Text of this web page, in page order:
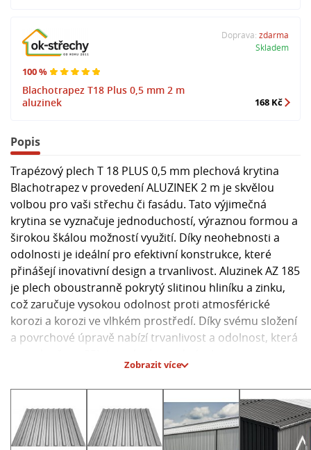
100 %
Blachotrapez T18 Plus 0,5 mm 2 m
aluzinek
Doprava: zdarma
Skladem
168 Kč
Popis
Trapézový plech T 18 PLUS 0,5 mm plechová krytina
Blachotrapez v provedení ALUZINEK 2 m je skvělou
volbou pro vaši střechu či fasádu. Tato výjimečná
krytina se vyznačuje jednoduchostí, výraznou formou a
širokou škálou možností využití. Díky neohebnosti a
odolnosti je ideální pro efektivní konstrukce, které
přinášejí inovativní design a trvanlivost. Aluzinek AZ 185
je plech oboustranně pokrytý slitinou hliníku a zinku,
což zaručuje vysokou odolnost proti atmosférické
korozi a korozi ve vlhkém prostředí. Díky svému složení
a povrchové úpravě nabízí trvanlivost a odolnost, která
**Výhody:**
- 2 až 6krát násobná odolnost proti atmosférické korozi
- Výrazně lepší plastičnost povrchu
Zobrazit více